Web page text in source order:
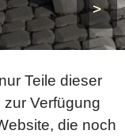
>
Teile dieser
Verfügung
die noch